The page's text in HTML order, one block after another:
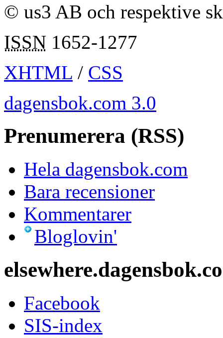
© us3 AB och respektive
ISSN 1652-1277
XHTML / CSS
dagensbok.com 3.0
Prenumerera (RSS)
Hela dagensbok.com
Bara recensioner
Kommentarer
Bloglovin'
Facebook
SIS-index